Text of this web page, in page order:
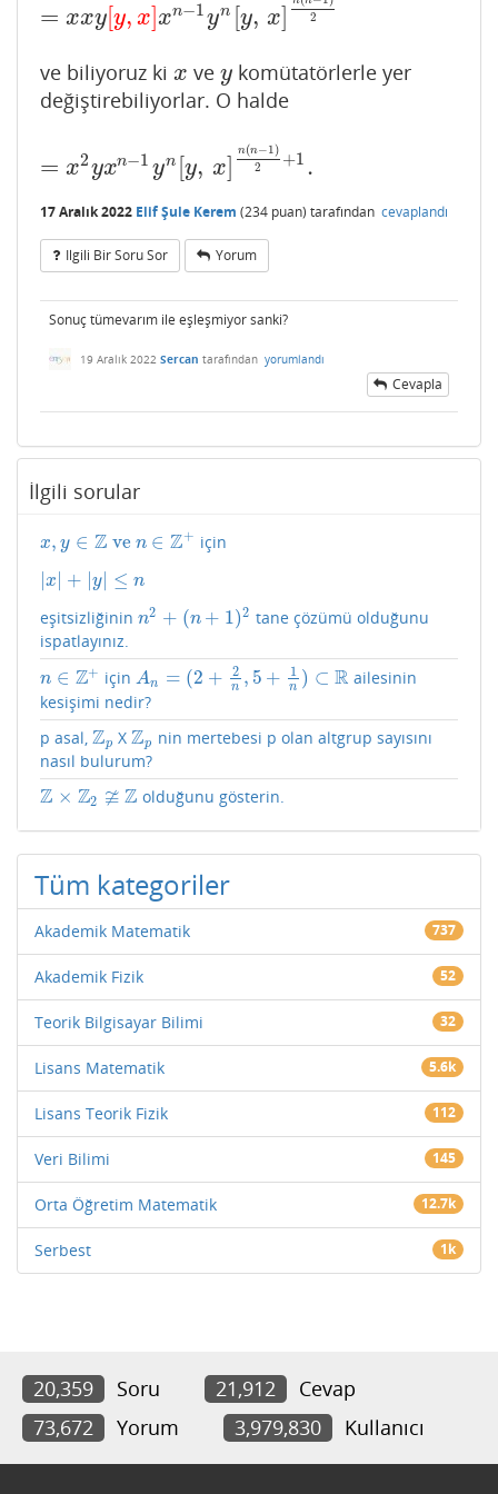
= xxy[y, x]xn−1yn [y, x]
2
ve biliyoruz ki x
x ve y
y komütatörlerle yer
değiştirebiliyorlar. O halde
= x2yxn−1 yn [y, x]
n(n−1)
2
+1 .
=x 2yxn−1yn[y,x ]n( n− 1)2+1.
17 Aralık 2022 Elif Şule Kerem (234 puan) tarafından cevaplandı
Ilgili Bir Soru Sor Yorum
Sonuç tümevarım ile eşleşmiyor sanki?
19 Aralık 2022 Sercan tarafından yorumlandı
Cevapla
İlgili sorular
x, y ∈ Z ve n ∈ Z+
x,y ∈ Zve n∈ Z+ için
|x| + |y| ≤ n
| x|+ |y ≤n
eşitsizliğinin n2 + (n + 1)2
n2 +(n +1) 2
tane çözümü olduğunu
ispatlayınız.
n ∈ Z+
n∈Z + içinAn = (2 + 2
n , 5 + 1
n ) ⊂ R
An= (2+2n ,5+ 1n) ⊂ R
ailesinin
kesişimi nedir?
p asal, Zp
Zp XZp
Zp nin mertebesi p olan altgrup sayısını
nasıl bulurum?
Z × Z2 ≆ Z
Z× Z2 ≇Z olduğunu gösterin.
Tüm kategoriler
Akademik Matematik 737
Akademik Fizik 52
Teorik Bilgisayar Bilimi 32
Lisans Matematik 5.6k
Lisans Teorik Fizik 112
Veri Bilimi 145
Orta Öğretim Matematik 12.7k
Serbest 1k
20,359 Soru 21,912
Cevap
73,672
Yorum 3,979,830 Kullanıcı